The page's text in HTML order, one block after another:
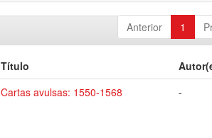
Anterior 1
Título
Cartas avulsas: 1550-1568 -